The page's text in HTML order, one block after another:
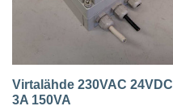
Virtalähde 230VAC 24VDC
3A 150VA